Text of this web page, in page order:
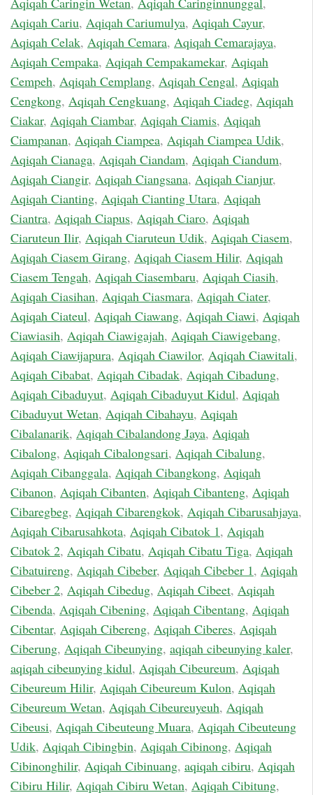
Aqiqah Cariu, Aqiqah Cariumulya, Aqiqah Cayur,
Aqiqah Celak, Aqiqah Cemara, Aqiqah Cemarajaya,
Aqiqah Cempaka, Aqiqah Cempakamekar, Aqiqah
Cempeh, Aqiqah Cemplang, Aqiqah Cengal, Aqiqah
Cengkong, Aqiqah Cengkuang, Aqiqah Ciadeg, Aqiqah
Ciakar, Aqiqah Ciambar, Aqiqah Ciamis, Aqiqah
Ciampanan, Aqiqah Ciampea, Aqiqah Ciampea Udik,
Aqiqah Cianaga, Aqiqah Ciandam, Aqiqah Ciandum,
Aqiqah Ciangir, Aqiqah Ciangsana, Aqiqah Cianjur,
Aqiqah Cianting, Aqiqah Cianting Utara, Aqiqah
Ciantra, Aqiqah Ciapus, Aqiqah Ciaro, Aqiqah
Ciaruteun Ilir, Aqiqah Ciaruteun Udik, Aqiqah Ciasem,
Aqiqah Ciasem Girang, Aqiqah Ciasem Hilir, Aqiqah
Ciasem Tengah, Aqiqah Ciasembaru, Aqiqah Ciasih,
Aqiqah Ciasihan, Aqiqah Ciasmara, Aqiqah Ciater,
Aqiqah Ciateul, Aqiqah Ciawang, Aqiqah Ciawi, Aqiqah
Ciawiasih, Aqiqah Ciawigajah, Aqiqah Ciawigebang,
Aqiqah Ciawijapura, Aqiqah Ciawilor, Aqiqah Ciawitali,
Aqiqah Cibabat, Aqiqah Cibadak, Aqiqah Cibadung,
Aqiqah Cibaduyut, Aqiqah Cibaduyut Kidul, Aqiqah
Cibaduyut Wetan, Aqiqah Cibahayu, Aqiqah
Cibalanarik, Aqiqah Cibalandong Jaya, Aqiqah
Cibalong, Aqiqah Cibalongsari, Aqiqah Cibalung,
Aqiqah Cibanggala, Aqiqah Cibangkong, Aqiqah
Cibanon, Aqiqah Cibanten, Aqiqah Cibanteng, Aqiqah
Cibaregbeg, Aqiqah Cibarengkok, Aqiqah Cibarusahjaya,
Aqiqah Cibarusahkota, Aqiqah Cibatok 1, Aqiqah
Cibatok 2, Aqiqah Cibatu, Aqiqah Cibatu Tiga, Aqiqah
Cibatuireng, Aqiqah Cibeber, Aqiqah Cibeber 1, Aqiqah
Cibeber 2, Aqiqah Cibedug, Aqiqah Cibeet, Aqiqah
Cibenda, Aqiqah Cibening, Aqiqah Cibentang, Aqiqah
Cibentar, Aqiqah Cibereng, Aqiqah Ciberes, Aqiqah
Ciberung, Aqiqah Cibeunying, aqiqah cibeunying kaler,
aqiqah cibeunying kidul, Aqiqah Cibeureum, Aqiqah
Cibeureum Hilir, Aqiqah Cibeureum Kulon, Aqiqah
Cibeureum Wetan, Aqiqah Cibeureuyeuh, Aqiqah
Cibeusi, Aqiqah Cibeuteung Muara, Aqiqah Cibeuteung
Udik, Aqiqah Cibingbin, Aqiqah Cibinong, Aqiqah
Cibinonghilir, Aqiqah Cibinuang, aqiqah cibiru, Aqiqah
Cibiru Hilir, Aqiqah Cibiru Wetan, Aqiqah Cibitung,